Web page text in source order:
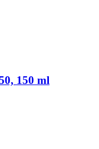
150 ml